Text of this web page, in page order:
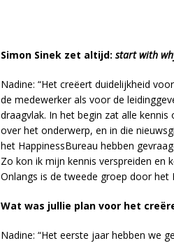
Simon Sinek zet altijd: start with
Nadine: “Het creëert duidelijkheid
de medewerker als voor de
draagvlak. In het begin zat alle
over het onderwerp, en in die
het HappinessBureau hebben
Zo kon ik mijn kennis verspreiden en
Onlangs is de tweede groep door het
Wat was jullie plan voor het
Nadine: “Het eerste jaar hebben we